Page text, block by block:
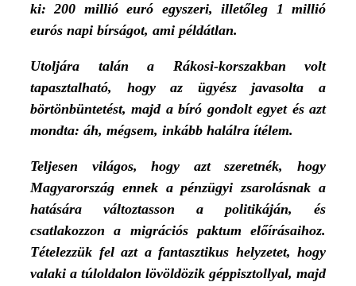
ki: 200 millió euró egyszeri, illetőleg 1 millió
eurós napi bírságot, ami példátlan.
Utoljára talán a Rákosi-korszakban volt
tapasztalható, hogy az ügyész javasolta a
börtönbüntetést, majd a bíró gondolt egyet és azt
mondta: áh, mégsem, inkább halálra ítélem.
Teljesen világos, hogy azt szeretnék, hogy
Magyarország ennek a pénzügyi zsarolásnak a
hatására változtasson a politikáján, és
csatlakozzon a migrációs paktum előírásaihoz.
Tételezzük fel azt a fantasztikus helyzetet, hogy
valaki a túloldalon lövöldözik géppisztollyal, majd